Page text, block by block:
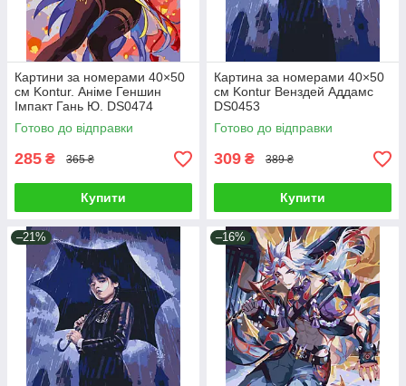
Картини за номерами 40×50
см Kontur. Аніме Геншин
Імпакт Гань Ю. DS0474
Готово до відправки
285 ₴ 365 ₴
Купити
Картина за номерами 40×50
см Kontur Венздей Аддамс
DS0453
Готово до відправки
309 ₴ 389 ₴
Купити
–21% –16%